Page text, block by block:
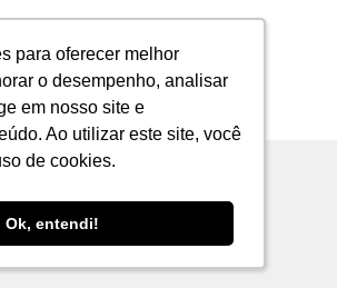
para oferecer melhor
o desempenho, analisar
em nosso site e
Ao utilizar este site, você
de cookies.
Ok, entendi!
para oferecer melhor
o desempenho, analisar
em nosso site e
Ao utilizar este site, você
de cookies.
Ok, entendi!
MENU
ouro 18k